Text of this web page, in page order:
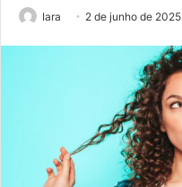
Iara 2 de junho de 2025